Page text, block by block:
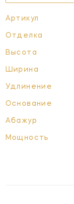
Артикул
Отделка
Высота
Ширина
Удлинение
Основание
Абажур
Мощность